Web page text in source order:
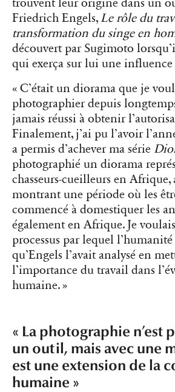
Friedrich Engels, Le rôle du
transformation du singe en
découvert par Sugimoto
qui exerça sur lui une
« C’était un diorama que je
photographier depuis
jamais réussi à obtenir
Finalement, j’ai pu l’avoir
a permis d’achever ma série
photographié un diorama
chasseurs-cueilleurs en
montrant une période où les
commencé à domestiquer les
également en Afrique. Je
processus par lequel l’humanité
qu’Engels l’avait analysé en
l’importance du travail dans
humaine. »
« La photographie n’est
un outil, mais avec une
est une extension de la
humaine »